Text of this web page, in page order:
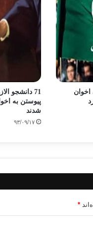
اخوان
71 دانشجو
پیوستن به
شدند
۹۳/۰۹/۱۷
*